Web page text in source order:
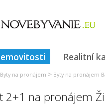
Realitní
Byty na pronájem > Byty na pronájem
2+1 na pronájem